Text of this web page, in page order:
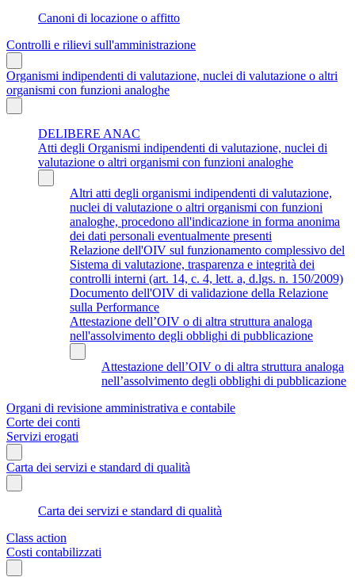
Canoni di locazione o affitto
Controlli e rilievi sull'amministrazione
Organismi indipendenti di valutazione, nuclei di valutazione o altri
organismi con funzioni analoghe
DELIBERE ANAC
Atti degli Organismi indipendenti di valutazione, nuclei di
valutazione o altri organismi con funzioni analoghe
Altri atti degli organismi indipendenti di valutazione,
nuclei di valutazione o altri organismi con funzioni
analoghe, procedono all'indicazione in forma anonima
dei dati personali eventualmente presenti
Relazione dell'OIV sul funzionamento complessivo del
Sistema di valutazione, trasparenza e integrità dei
controlli interni (art. 14, c. 4, lett. a, d.lgs. n. 150/2009)
Documento dell'OIV di validazione della Relazione
sulla Performance
Attestazione dell’OIV o di altra struttura analoga
nell'assolvimento degli obblighi di pubblicazione
Attestazione dell’OIV o di altra struttura analoga
nell’assolvimento degli obblighi di pubblicazione
Organi di revisione amministrativa e contabile
Corte dei conti
Servizi erogati
Carta dei servizi e standard di qualità
Carta dei servizi e standard di qualità
Class action
Costi contabilizzati